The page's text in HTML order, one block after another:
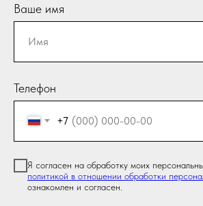
Ваше имя
Телефон
+7
Я согласен на обработку моих
политикой в отношении обработки
ознакомлен и согласен.